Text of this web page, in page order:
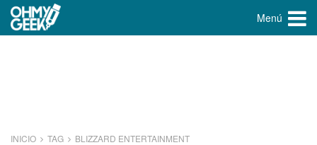
Menú
INICIO TAG BLIZZARD ENTERTAINMENT